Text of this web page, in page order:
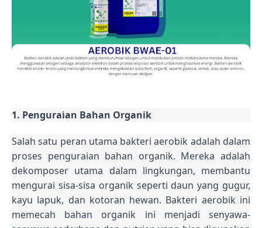
1. Penguraian Bahan Organik
Salah satu peran utama bakteri aerobik adalah dalam
proses penguraian bahan organik. Mereka adalah
dekomposer utama dalam lingkungan, membantu
mengurai sisa-sisa organik seperti daun yang gugur,
kayu lapuk, dan kotoran hewan. Bakteri aerobik ini
memecah bahan organik ini menjadi senyawa-